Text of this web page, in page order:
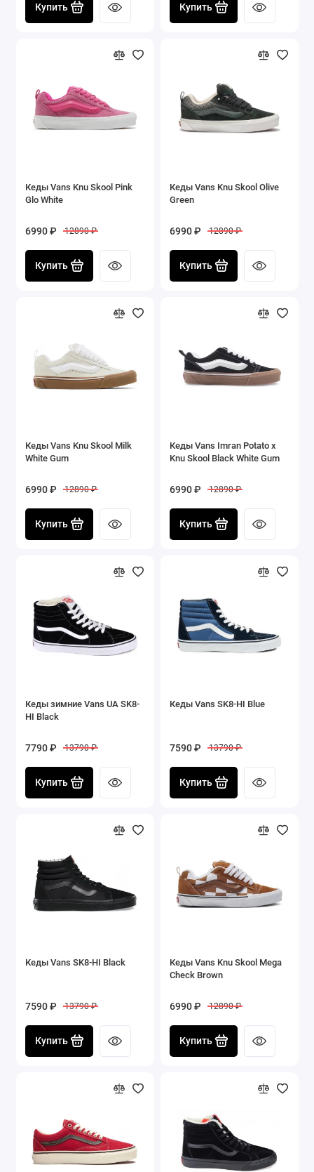
Купить Купить
Кеды Vans Knu Skool Pink
Glo White
6990 ₽ 12890 ₽
Купить
Кеды Vans Knu Skool Olive
Green
6990 ₽ 12890 ₽
Купить
Кеды Vans Knu Skool Milk
White Gum
6990 ₽ 12890 ₽
Купить
Кеды Vans Imran Potato x
Knu Skool Black White Gum
6990 ₽ 12890 ₽
Купить
Кеды зимние Vans UA SK8-
HI Black
7790 ₽ 13790 ₽
Купить
Кеды Vans SK8-HI Blue
7590 ₽ 13790 ₽
Купить
Кеды Vans SK8-HI Black
7590 ₽ 13790 ₽
Купить
Кеды Vans Knu Skool Mega
Check Brown
6990 ₽ 12890 ₽
Купить